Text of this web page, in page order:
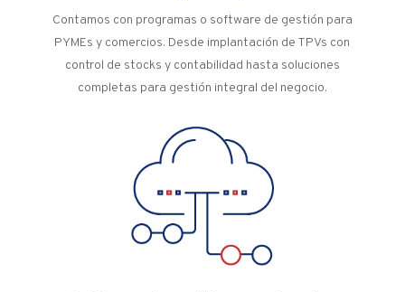
Contamos con programas o software de gestión para
PYMEs y comercios. Desde implantación de TPVs con
control de stocks y contabilidad hasta soluciones
completas para gestión integral del negocio.